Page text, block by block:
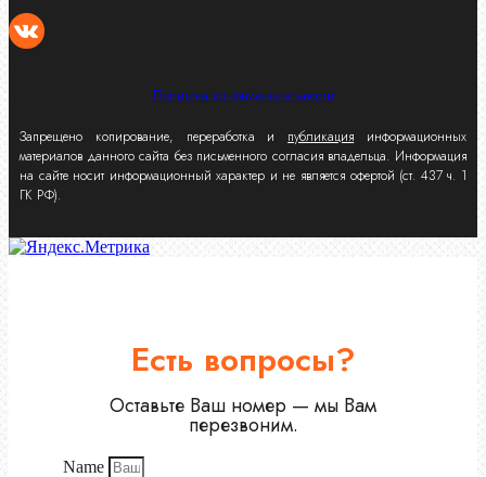
Политика конфиденциальности
Запрещено копирование, переработка и публикация информационных
материалов данного сайта без письменного согласия владельца. Информация
на сайте носит информационный характер и не является офертой (ст. 437 ч. 1
ГК РФ).
Есть вопросы?
Оставьте Ваш номер — мы Вам
перезвоним.
Name